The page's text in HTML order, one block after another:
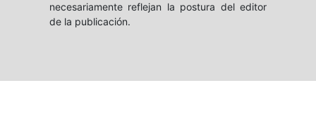
necesariamente reflejan la postura del editor
de la publicación.